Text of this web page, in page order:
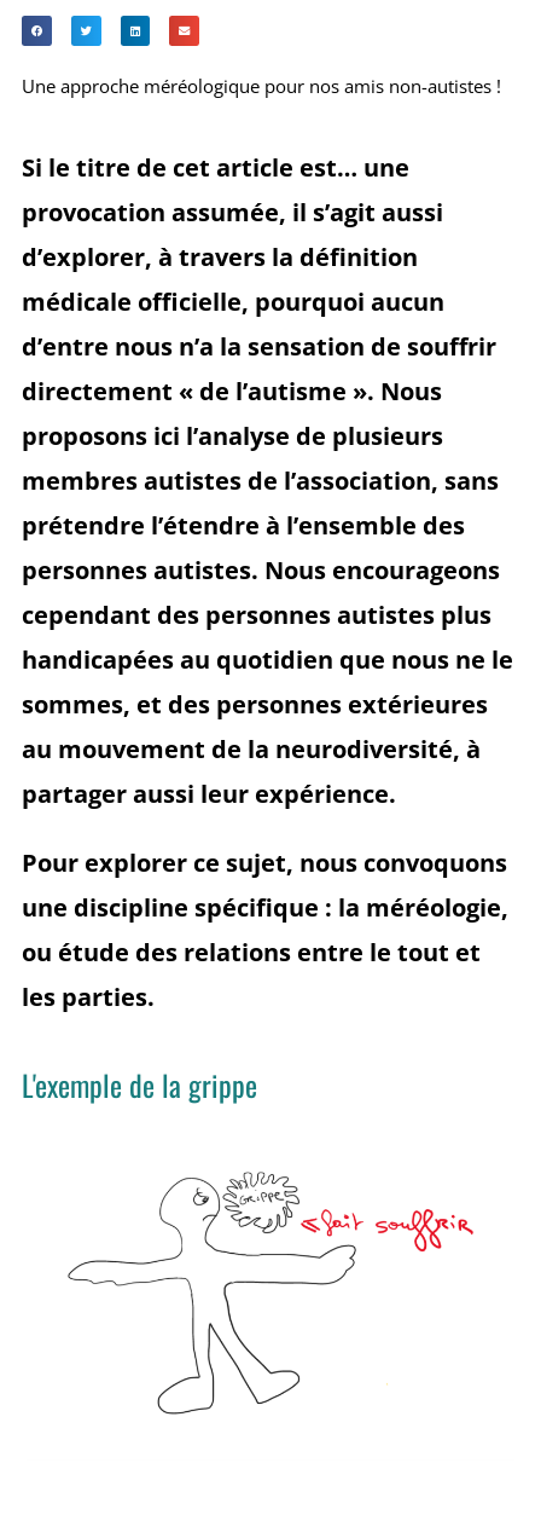
Une approche méréologique pour nos amis non-autistes !
Si le titre de cet article est… une
provocation assumée, il s’agit aussi
d’explorer, à travers la définition
médicale officielle, pourquoi aucun
d’entre nous n’a la sensation de souffrir
directement « de l’autisme ». Nous
proposons ici l’analyse de plusieurs
membres autistes de l’association, sans
prétendre l’étendre à l’ensemble des
personnes autistes. Nous encourageons
cependant des personnes autistes plus
handicapées au quotidien que nous ne le
sommes, et des personnes extérieures
au mouvement de la neurodiversité, à
partager aussi leur expérience.
Pour explorer ce sujet, nous convoquons
une discipline spécifique : la méréologie,
ou étude des relations entre le tout et
les parties.
L'exemple de la grippe